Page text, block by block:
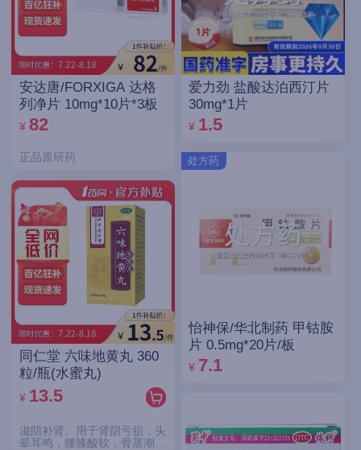
安达唐/FORXIGA 达格
列净片 10mg*10片*3板
¥ 82
正品原研药
同仁堂 六味地黄丸 360
粒/瓶(水蜜丸)
¥ 13.5
滋阴补肾。用于肾阴亏损，头
晕耳鸣，腰膝酸软，骨蒸潮
爱力劲 盐酸达泊西汀片
30mg*1片
¥ 1.5
处方药
怡神保/华北制药 甲钴胺
片 0.5mg*20片/板
¥ 7.1